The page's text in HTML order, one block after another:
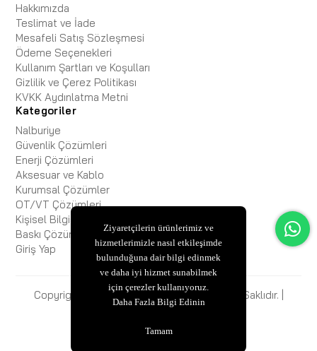
Hakkımızda
Teslimat ve İade
Mesafeli Satış Sözleşmesi
Ödeme Seçenekleri
Kullanım Şartları ve Koşulları
Gizlilik ve Çerez Politikası
KVKK Aydınlatma Metni
Kategoriler
Nalburiye
Güvenlik Çözümleri
Enerji Çözümleri
Aksesuar ve Kablo
Kurumsal Çözümler
OT/VT Çözümleri
Kişisel Bilgisayar
Baskı Çözümleri
Giriş Yap
Copyright © 2025 ESBiFiXB2B Tüm Hakları Saklıdır. |
ESBİ BİLİŞİM
Ziyaretçilerin ürünlerimiz ve
hizmetlerimizle nasıl etkileşimde
bulunduğuna dair bilgi edinmek
ve daha iyi hizmet sunabilmek
için çerezler kullanıyoruz.
Daha Fazla Bilgi Edinin
Tamam